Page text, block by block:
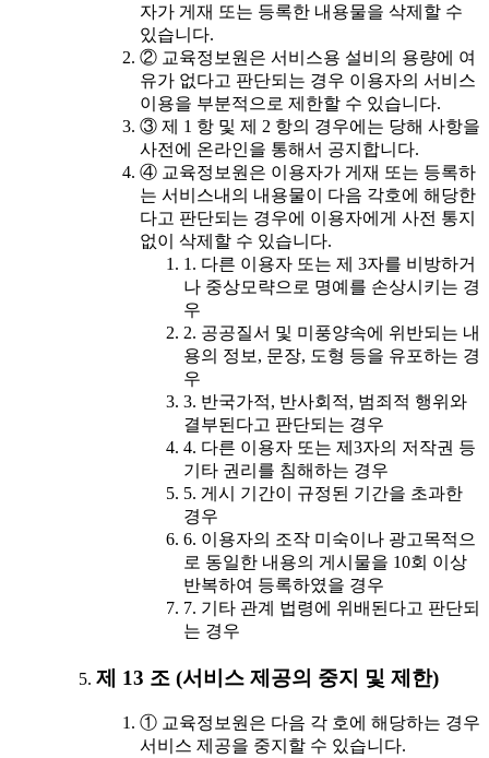
자가 게재 또는 등록한 내용물을 삭제할 수
있습니다.
② 교육정보원은 서비스용 설비의 용량에 여
유가 없다고 판단되는 경우 이용자의 서비스
이용을 부분적으로 제한할 수 있습니다.
③ 제 1 항 및 제 2 항의 경우에는 당해 사항을
사전에 온라인을 통해서 공지합니다.
④ 교육정보원은 이용자가 게재 또는 등록하
는 서비스내의 내용물이 다음 각호에 해당한
다고 판단되는 경우에 이용자에게 사전 통지
없이 삭제할 수 있습니다.
1. 다른 이용자 또는 제 3자를 비방하거
나 중상모략으로 명예를 손상시키는 경
우
2. 공공질서 및 미풍양속에 위반되는 내
용의 정보, 문장, 도형 등을 유포하는 경
우
3. 반국가적, 반사회적, 범죄적 행위와
결부된다고 판단되는 경우
4. 다른 이용자 또는 제3자의 저작권 등
기타 권리를 침해하는 경우
5. 게시 기간이 규정된 기간을 초과한
경우
6. 이용자의 조작 미숙이나 광고목적으
로 동일한 내용의 게시물을 10회 이상
반복하여 등록하였을 경우
7. 기타 관계 법령에 위배된다고 판단되
는 경우
제 13 조 (서비스 제공의 중지 및 제한)
① 교육정보원은 다음 각 호에 해당하는 경우
서비스 제공을 중지할 수 있습니다.